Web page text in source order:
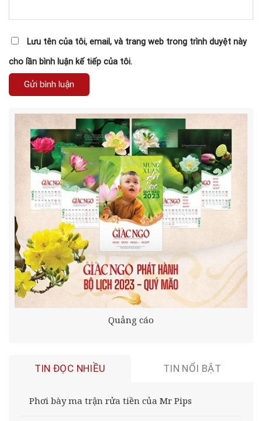
Lưu tên của tôi, email, và trang web trong trình duyệt này
cho lần bình luận kế tiếp của tôi.
Quảng cáo
TIN ĐỌC NHIỀU TIN NỔI BẬT
Phơi bày ma trận rửa tiền của Mr Pips